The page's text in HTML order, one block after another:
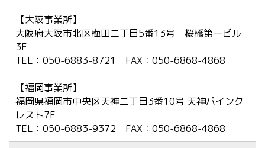
【大阪事業所】
大阪府大阪市北区梅田二丁目5番13号 桜橋第一ビル
3F
TEL：050-6883-8721 FAX：050-6868-4868
【福岡事業所】
福岡県福岡市中央区天神二丁目3番10号 天神パインク
レスト7F
TEL：050-6883-9372 FAX：050-6868-4868